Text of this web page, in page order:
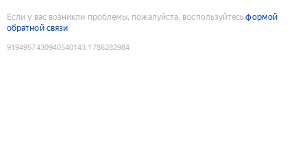
Если у вас возникли проблемы, пожалуйста, воспользуйтесьформой
обратной связи
9194957430940540143:1786282984